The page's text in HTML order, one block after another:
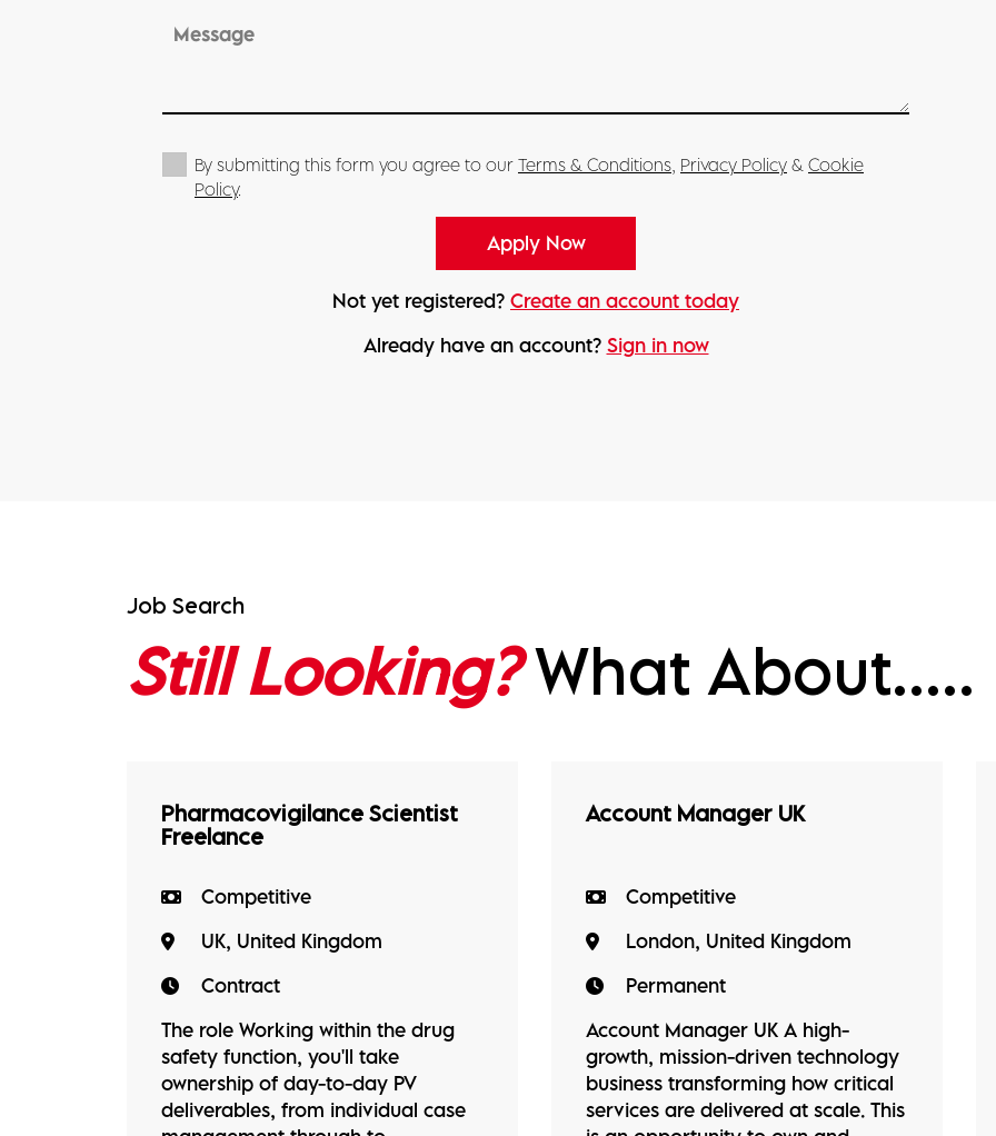
By submitting this form you agree to our Terms & Conditions Privacy Policy & Cookie
Policy.
Not yet registered? Create an account today
Already have an account? Sign in now
Job Search
Still Looking?What About.....
Pharmacovigilance Scientist
Freelance
Competitive
UK, United Kingdom
Contract
The role Working within the drug
safety function, you'll take
ownership of day-to-day PV
deliverables, from individual case
Account Manager UK
Competitive
London, United Kingdom
Permanent
Account Manager UK A high-
growth, mission-driven technology
business transforming how critical
services are delivered at scale. This